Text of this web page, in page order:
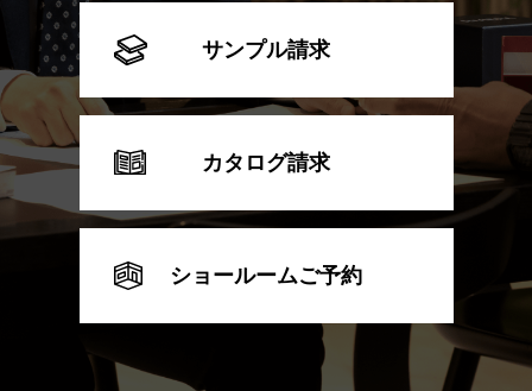
サンプル請求
カタログ請求
ショールームご予約